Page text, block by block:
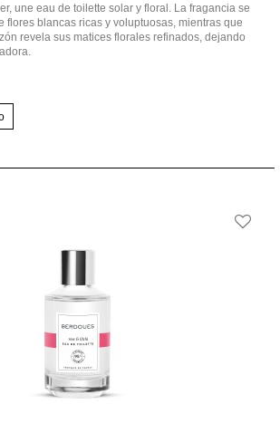
une eau de toilette solar y floral. La fragancia se
flores blancas ricas y voluptuosas, mientras que
revela sus matices florales refinados, dejando